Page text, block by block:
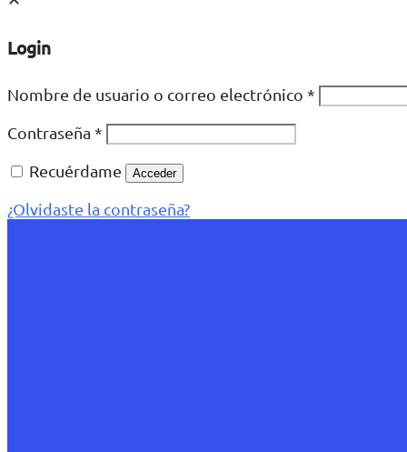
Login
Nombre de usuario o correo electrónico *
Contraseña *
Recuérdame
Acceder
¿Olvidaste la contraseña?